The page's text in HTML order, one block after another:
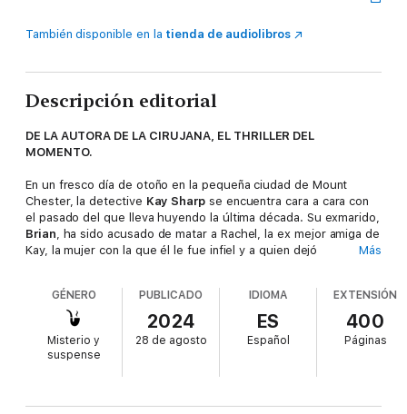
También disponible en la tienda de audiolibros
Descripción editorial
DE LA AUTORA DE LA CIRUJANA, EL THRILLER DEL
MOMENTO.
En un fresco día de otoño en la pequeña ciudad de Mount
Chester, la detective Kay Sharp se encuentra cara a cara con
el pasado del que lleva huyendo la última década. Su exmarido,
Brian, ha sido acusado de matar a Rachel, la ex mejor amiga de
Kay, la mujer con la que él le fue infiel y a quien dejó
Dos días antes, Kay recibió un mensaje suplicante de Rachel:
«Espero que me perdones. Sé que no tengo derecho, pero te
necesito». Cuando Kay le devolvió la llamada, ya era demasiado
tarde:Rachel estaba muerta. ¿Podría Brian ser el asesino?
Verlo despierta en Kay un torrente de recuerdos dolorosos.
Más
GÉNERO
Misterio y
suspense
PUBLICADO
2024
28 de agosto
IDIOMA
ES
Español
EXTENSIÓN
400
Páginas